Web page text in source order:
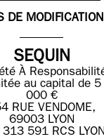
DE MODIFICATION
SEQUIN
À
au capital de 5
000 €
RUE VENDOME,
69003 LYON
591 RCS